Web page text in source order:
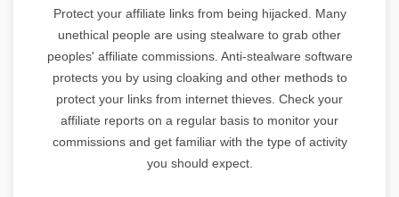
Protect your affiliate links from being hijacked. Many
unethical people are using stealware to grab other
peoples' affiliate commissions. Anti-stealware software
protects you by using cloaking and other methods to
protect your links from internet thieves. Check your
affiliate reports on a regular basis to monitor your
commissions and get familiar with the type of activity
you should expect.